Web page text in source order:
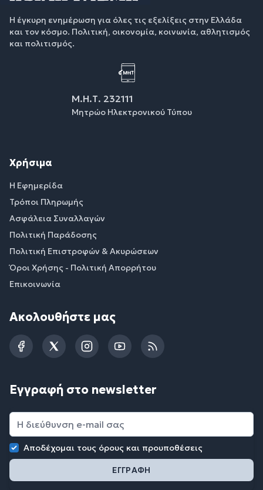
Η έγκυρη ενημέρωση για όλες τις εξελίξεις στην Ελλάδα
και τον κόσμο. Πολιτική, οικονομία, κοινωνία, αθλητισμός
και πολιτισμός.
Μ.Η.Τ. 232111
Μητρώο Ηλεκτρονικού Τύπου
Χρήσιμα
Η Εφημερίδα
Τρόποι Πληρωμής
Ασφάλεια Συναλλαγών
Πολιτική Παράδοσης
Πολιτική Επιστροφών & Ακυρώσεων
Όροι Χρήσης - Πολιτική Απορρήτου
Επικοινωνία
Ακολουθήστε μας
FacebookTwitterInstagramYouTubeRSS
Εγγραφή στο newsletter
Αποδέχομαι τους όρους και προυποθέσεις